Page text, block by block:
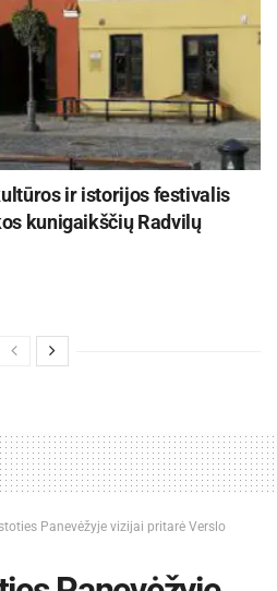
ir istorijos festivalis
kunigaikščių Radvilų
Panevėžyje vizijai pritarė Verslo